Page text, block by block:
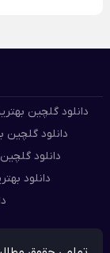
دانلود گلچین بهترین
دانلود گلچین
دانلود
دانلود